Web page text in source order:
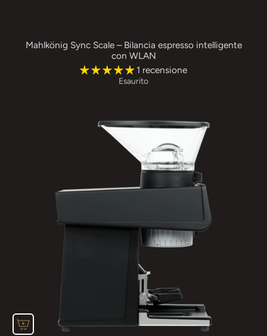
Mahlkönig Sync Scale – Bilancia espresso intelligente
con WLAN
1 recensione
Esaurito